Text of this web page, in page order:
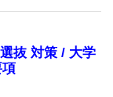
抜 対策 / 大学